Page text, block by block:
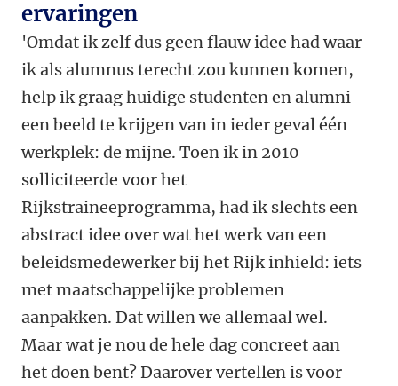
ervaringen
'Omdat ik zelf dus geen flauw idee had waar
ik als alumnus terecht zou kunnen komen,
help ik graag huidige studenten en alumni
een beeld te krijgen van in ieder geval één
werkplek: de mijne. Toen ik in 2010
solliciteerde voor het
Rijkstraineeprogramma, had ik slechts een
abstract idee over wat het werk van een
beleidsmedewerker bij het Rijk inhield: iets
met maatschappelijke problemen
aanpakken. Dat willen we allemaal wel.
Maar wat je nou de hele dag concreet aan
het doen bent? Daarover vertellen is voor